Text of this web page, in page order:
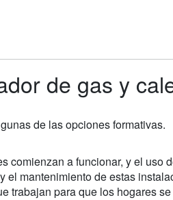
de gas y
de las opciones formativas.
comienzan a funcionar, y el uso
el mantenimiento de estas
trabajan para que los hogares